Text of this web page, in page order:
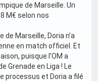
de Marseille. Un
M€ selon nos
de Marseille, Doria n’a
en match officiel. Et
puisque l’OM a
Grenade en Liga ! Le
processus et Doria a filé